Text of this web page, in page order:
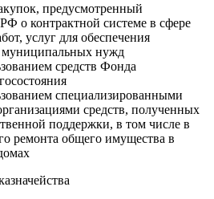
предусмотренный
о контрактной системе в сфере
услуг для обеспечения
муниципальных нужд
средств Фонда
специализированными
средств, полученных
поддержки, в том числе в
ремонта общего имущества в